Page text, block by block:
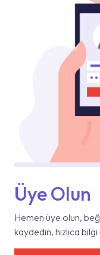
Üye Olun
Hemen üye olun,
kaydedin, hızlıca bilgi